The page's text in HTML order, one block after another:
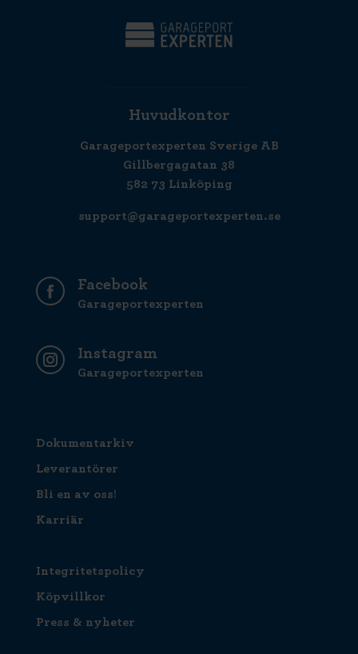
Huvudkontor
Garageportexperten Sverige AB
Gillbergagatan 38
582 73 Linköping
support@garageportexperten.se
Facebook
Garageportexperten
Instagram
Garageportexperten
Dokumentarkiv
Leverantörer
Bli en av oss!
Karriär
Integritetspolicy
Köpvillkor
Press & nyheter